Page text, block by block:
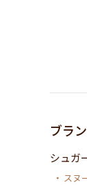
ブラ
シュガ
スヌ